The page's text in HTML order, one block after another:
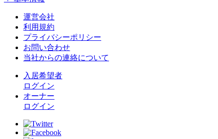
運営会社
利用規約
プライバシーポリシー
お問い合わせ
当社からの連絡について
入居希望者
ログイン
オーナー
ログイン